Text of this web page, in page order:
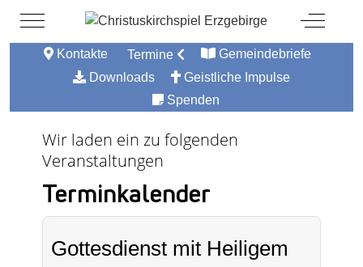
Mobile Menu Toggle Off-
Kontakte Termine
Gemeindebriefe
Downloads
Geistliche Impulse
Spenden
Wir laden ein zu folgenden
Veranstaltungen
Terminkalender
Gottesdienst mit Heiligem